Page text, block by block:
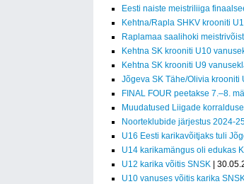
Eesti naiste meistriliiga
Kehtna/Rapla SHKV krooniti
Raplamaa saalihoki
Kehtna SK krooniti U10
Kehtna SK krooniti U9
Jõgeva SK Tähe/Olivia krooniti
FINAL FOUR peetakse 7.–8.
Muudatused Liigade
Noorteklubide järjestus 2024-
U16 Eesti karikavõitjaks tuli
U14 karikamängus oli edukas
U12 karika võitis SNSK |
U10 vanuses võitis karika